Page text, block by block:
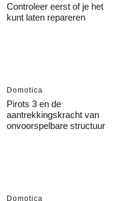
Controleer eerst of je het
kunt laten repareren
Domotica
Pirots 3 en de
aantrekkingskracht van
onvoorspelbare structuur
Domotica